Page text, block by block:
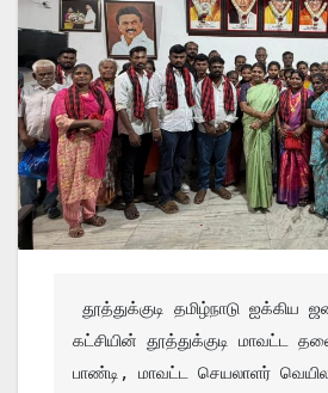
கட்சியின் தூத்துக்குடி மாவட்ட
பாண்டி, மாவட்ட செயலாளர்